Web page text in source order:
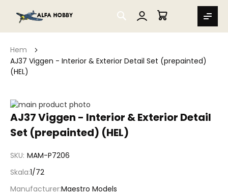
SEARCH
MIN VARUKORG
Hem
AJ37 Viggen - Interior & Exterior Detail Set (prepainted)
(HEL)
AJ37 Viggen - Interior & Exterior Detail
Set (prepainted) (HEL)
SKU MAM-P7206
Skala 1/72
ManufacturerMaestro Models
Hoppa
till
av
Hoppa
början
bildgalleriet